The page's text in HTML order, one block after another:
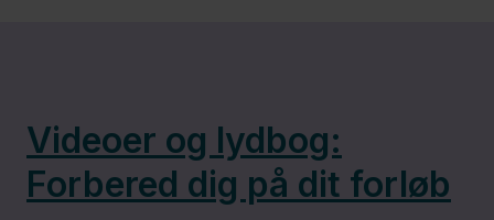
Plastik- og
Videoer og lydbog:
Forbered dig på dit forløb